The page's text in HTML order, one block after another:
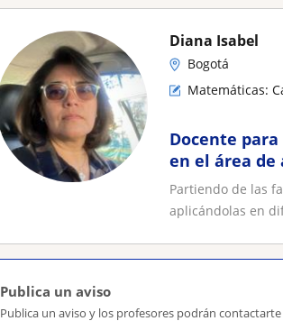
Diana Isabel
Bogotá
Matemáticas:
Docente
en el área
calculó
Partiendo de las
aplicándolas en
Publica un aviso
Publica un aviso y los profesores podrán contactarte